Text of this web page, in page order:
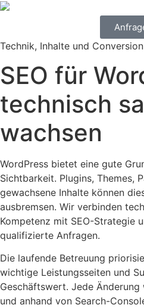
Technik, Inhalte und Conversion
SEO für
technisch
wachsen
WordPress bietet eine gute
Sichtbarkeit. Plugins, Themes,
gewachsene Inhalte können
ausbremsen. Wir verbinden
Kompetenz mit SEO-Strategie
qualifizierte Anfragen.
Die laufende Betreuung
wichtige Leistungsseiten und
Geschäftswert. Jede
und anhand von Search-